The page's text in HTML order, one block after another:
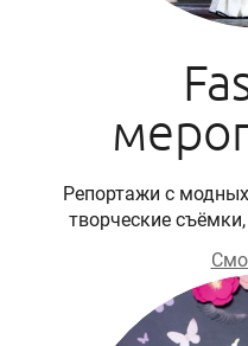
Репортажи с
творческие